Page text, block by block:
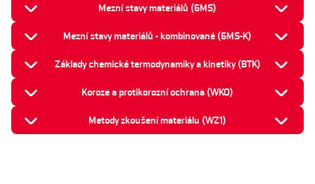
Mezní stavy materiálů (6MS)
Mezní stavy materiálů - kombinované (6MS-K)
Základy chemické termodynamiky a kinetiky (BTK)
Koroze a protikorozní ochrana (WKO)
Metody zkoušení materiálu (WZ1)